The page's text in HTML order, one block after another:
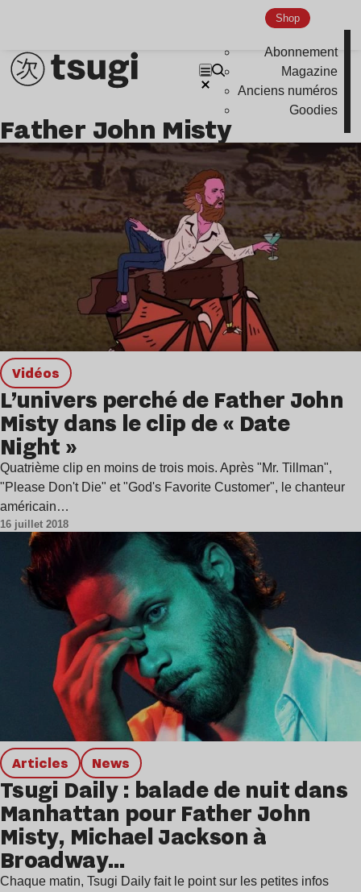
Shop
Abonnement
Magazine
Anciens numéros
Goodies
Father John Misty
Vidéos
L’univers perché de Father John
Misty dans le clip de « Date
Night »
Quatrième clip en moins de trois mois. Après "Mr. Tillman",
"Please Don't Die" et "God's Favorite Customer", le chanteur
américain…
16 juillet 2018
Articles news
Tsugi Daily : balade de nuit dans
Manhattan pour Father John
Misty, Michael Jackson à
Broadway…
Chaque matin, Tsugi Daily fait le point sur les petites infos